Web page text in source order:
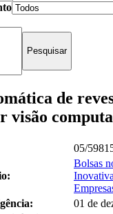
de
visão
05/
Bolsas
01 de